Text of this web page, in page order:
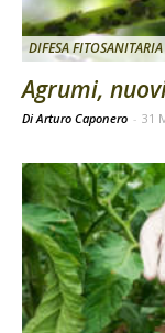
DIFESA FITOSANITARIA
Agrumi,
Di Arturo Caponero - 31